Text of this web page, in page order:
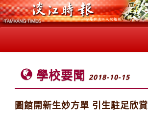
學校要聞 2018-10-15
圖館開新生妙方單 引生駐足欣賞